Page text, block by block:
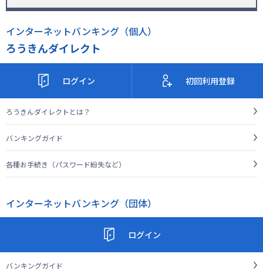
インターネットバンキング（個人）
ろうきんダイレクト
ログイン 初回利用登録
ろうきんダイレクトとは？
バンキングガイド
各種お手続き（パスワード紛失など）
インターネットバンキング（団体）
ログイン
バンキングガイド